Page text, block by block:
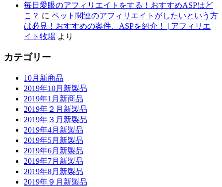
毎日愛眼のアフィリエイトをする！おすすめASPはど
こ？ に ペット関連のアフィリエイトがしたいという方
は必見！おすすめの案件、ASPを紹介！ | アフィリエ
イト牧場 より
カテゴリー
10月新商品
2019年10月新製品
2019年1月新商品
2019年２月新製品
2019年３月新製品
2019年4月新製品
2019年5月新製品
2019年6月新製品
2019年7月新製品
2019年8月新製品
2019年９月新製品